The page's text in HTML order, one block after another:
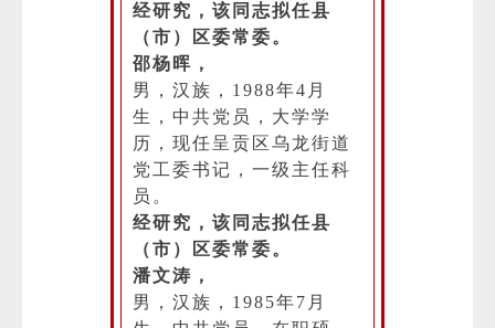
经研究，该同志拟任县
（市）区委常委。
邵杨晖，
男，汉族，1988年4月
生，中共党员，大学学
历，现任呈贡区乌龙街道
党工委书记，一级主任科
员。
经研究，该同志拟任县
（市）区委常委。
潘文涛，
男，汉族，1985年7月